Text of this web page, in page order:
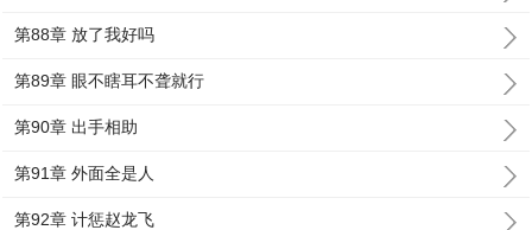
第88章 放了我好吗
第89章 眼不瞎耳不聋就行
第90章 出手相助
第91章 外面全是人
第92章 计惩赵龙飞